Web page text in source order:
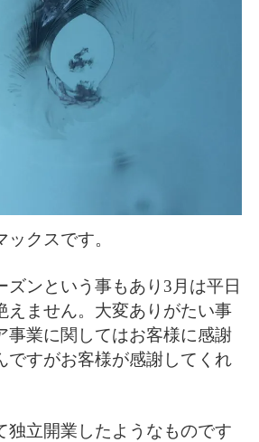
クスです。
ズンという事もあり3月は平日
えません。大変ありがたい事
事業に関してはお客様に感謝
ですがお客様が感謝してくれ
独立開業したようなものです